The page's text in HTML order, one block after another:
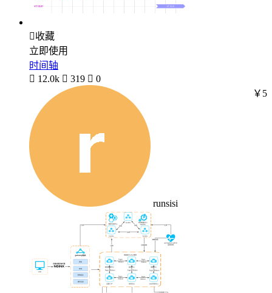
收藏
立即使用
时间轴
 12.0k  319  0
runsisi
￥5